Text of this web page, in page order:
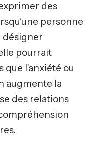
des
personne
désigner
pourrait
l’anxiété ou
augmente la
des relations